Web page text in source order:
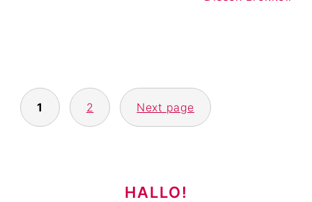
SEITENNUMMERIERUNG
DER
1 2 Next page
HALLO!